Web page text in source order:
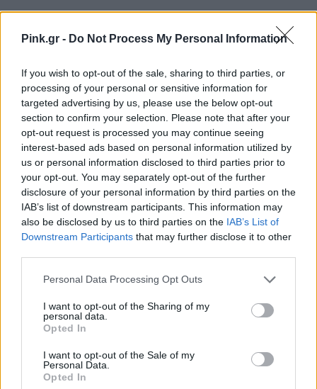
Pink.gr - Do Not Process My Personal Information
If you wish to opt-out of the sale, sharing to third parties, or
processing of your personal or sensitive information for
targeted advertising by us, please use the below opt-out
section to confirm your selection. Please note that after your
opt-out request is processed you may continue seeing
interest-based ads based on personal information utilized by
us or personal information disclosed to third parties prior to
your opt-out. You may separately opt-out of the further
disclosure of your personal information by third parties on the
IAB’s list of downstream participants. This information may
also be disclosed by us to third parties on the IAB’s List of
Downstream Participants that may further disclose it to other
Personal Data Processing Opt Outs
I want to opt-out of the Sharing of my
personal data.
Opted In
I want to opt-out of the Sale of my
Personal Data.
Opted In
Ακολουθήστε το Pink.gr στο
και
μάθετε πρώτοι τα πιο hot νέα.
Ακολουθήστε το Pink.gr και στο Instagram
ΔΙΑΦΗΜΙΣΗ